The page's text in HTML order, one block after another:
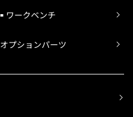
ワークベンチ
オプションパーツ